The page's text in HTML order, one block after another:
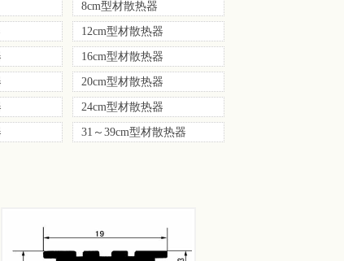
8cm型材散热器
12cm型材散热器
16cm型材散热器
20cm型材散热器
24cm型材散热器
31～39cm型材散热器